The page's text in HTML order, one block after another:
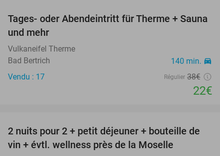
42%
Tages- oder Abendeintritt für Therme + Sauna
und mehr
Vulkaneifel Therme
Bad Bertrich
140 min. directions_car
Vendu : 17 Régulier 38€
22€
29%
2 nuits pour 2 + petit déjeuner + bouteille de
vin + évtl. wellness près de la Moselle